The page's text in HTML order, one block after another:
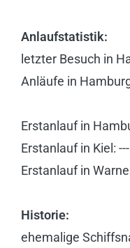
Anlaufstatistik:
letzter Besuch in
Anläufe in
Erstanlauf in
Erstanlauf in Kiel: ---
Erstanlauf in
Historie:
ehemalige